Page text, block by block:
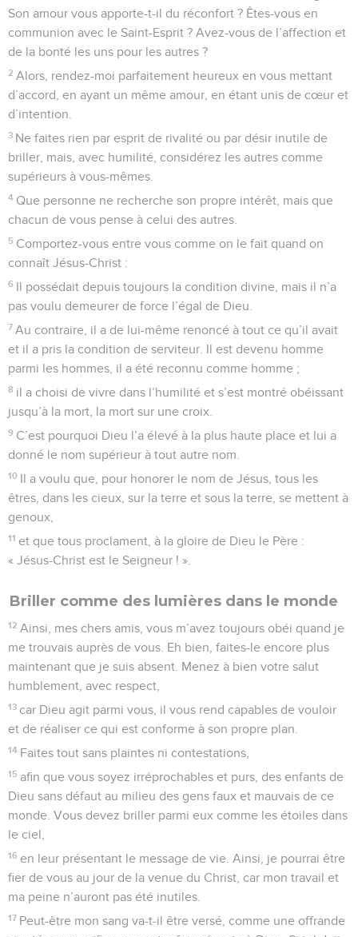
Avec confiance dans le Seigneur Jésus, j’ai bon espoir de
vous envoyer bientôt Timothée, afin d’être réconforté moi-
même par les nouvelles que j’aurai de vous.
soucier réellement de vous.
21 Tous les autres s’inquiètent seulement de leurs affaires
personnelles et non de la cause de Jésus-Christ.
22
Vous savez vous-mêmes comment Timothée a donné des
preuves de sa fidélité : comme un fils avec son père, il s’est
activé avec moi au service de la Bonne Nouvelle.
23 J’espère vous l’envoyer dès que je serai au clair sur ma
situation ;
et j’ai la certitude, fondée dans le Seigneur, que j’irai moi-
même vous voir bientôt.
J’ai estimé nécessaire de vous renvoyer notre frère
Épaphrodite, mon compagnon de travail et de combat, lui
que vous m’aviez envoyé pour m’apporter l’aide dont j’avais
besoin.
a eu pitié de lui, et non seulement de lui, mais aussi de moi,
pour que je n’éprouve pas une tristesse encore plus grande.
Je me sens donc d’autant plus pressé de vous l’envoyer,
tristesse disparaisse.
Ainsi, accueillez-le avec une joie entière, comme un frère
dans le Seigneur. Vous devez avoir de l’estime pour des
risqué sa vie pour m’apporter l’aide que vous ne pouviez pas
m’apporter vous-mêmes.
© Société biblique française – Bibli’O, 1997, avec autorisation. Pour vous procurer
une Bible imprimée, rendez-vous sur www.editionsbiblio.fr
Philippiens 3
Seuls les Évangiles sont disponibles en vidéo pour le moment.
La véritable manière d'être juste aux yeux
de Dieu
Seigneur. Il ne m’est pas pénible de vous répéter ce que j’ai